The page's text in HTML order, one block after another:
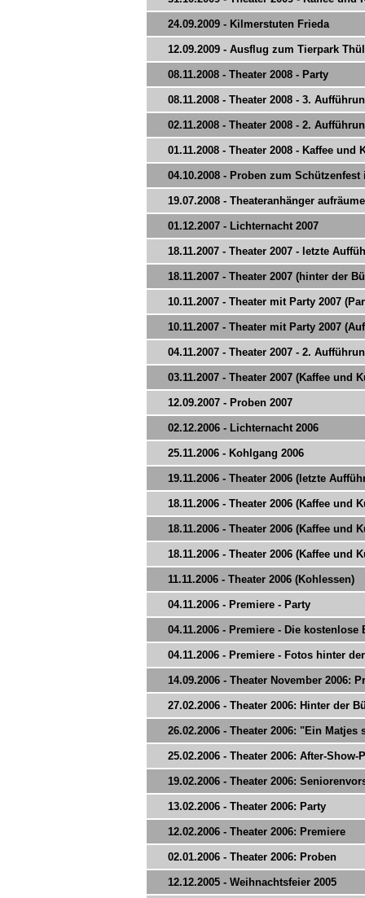
24.09.2009 - Kilmerstuten Frieda
12.09.2009 - Ausflug zum Tierpark
08.11.2008 - Theater 2008 - Party
08.11.2008 - Theater 2008 - 3.
02.11.2008 - Theater 2008 - 2.
01.11.2008 - Theater 2008 - Kaffee und
04.10.2008 - Proben zum
19.07.2008 - Theateranhänger
01.12.2007 - Lichternacht 2007
18.11.2007 - Theater 2007 - letzte
18.11.2007 - Theater 2007 (hinter der
10.11.2007 - Theater mit Party 2007
10.11.2007 - Theater mit Party 2007
04.11.2007 - Theater 2007 - 2.
03.11.2007 - Theater 2007 (Kaffee und
12.09.2007 - Proben 2007
02.12.2006 - Lichternacht 2006
25.11.2006 - Kohlgang 2006
19.11.2006 - Theater 2006 (letzte
18.11.2006 - Theater 2006 (Kaffee und
18.11.2006 - Theater 2006 (Kaffee und
18.11.2006 - Theater 2006 (Kaffee und
11.11.2006 - Theater 2006 (Kohlessen)
04.11.2006 - Premiere - Party
04.11.2006 - Premiere - Die kostenlose
04.11.2006 - Premiere - Fotos hinter
14.09.2006 - Theater November 2006:
27.02.2006 - Theater 2006: Hinter der
26.02.2006 - Theater 2006: "Ein
25.02.2006 - Theater 2006: After-Show-
19.02.2006 - Theater 2006:
13.02.2006 - Theater 2006: Party
12.02.2006 - Theater 2006: Premiere
02.01.2006 - Theater 2006: Proben
12.12.2005 - Weihnachtsfeier 2005